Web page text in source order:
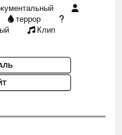
террор
Клип